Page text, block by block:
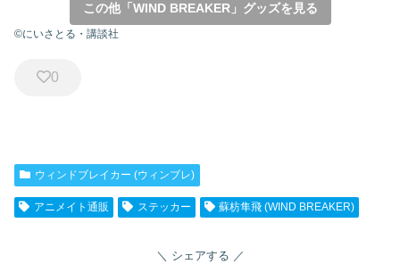
この他「WIND BREAKER」グッズを見る
©にいさとる・講談社
0
ウィンドブレイカー (ウィンブレ)
アニメイト通販 ステッカー 蘇枋隼飛 (WIND BREAKER)
シェアする